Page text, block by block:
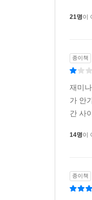
군림하고
바라 본
2017년 봄
21명이
종이책
재미
가 안
간 사
14명이
종이책